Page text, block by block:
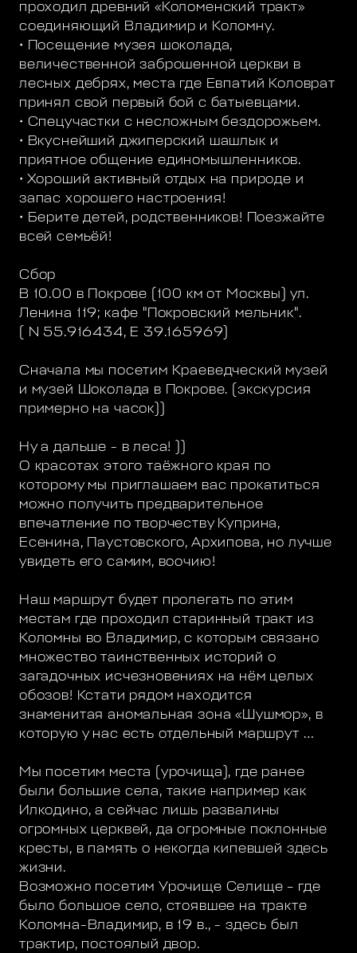
проходил древний «Коломенский тракт»
соединяющий Владимир и Коломну.
• Посещение музея шоколада,
величественной заброшенной церкви в
лесных дебрях, места где Евпатий Коловрат
принял свой первый бой с батыевцами.
• Спецучастки с несложным бездорожьем.
• Вкуснейший джиперский шашлык и
приятное общение единомышленников.
• Хороший активный отдых на природе и
запас хорошего настроения!
• Берите детей, родственников! Поезжайте
всей семьёй!
Сбор
В 10.00 в Покрове (100 км от Москвы) ул.
Ленина 119; кафе "Покровский мельник".
( N 55.916434, E 39.165969)
Сначала мы посетим Краеведческий музей
и музей Шоколада в Покрове. (экскурсия
примерно на часок))
Ну а дальше - в леса! ))
О красотах этого таёжного края по
которому мы приглашаем вас прокатиться
можно получить предварительное
впечатление по творчеству Куприна,
Есенина, Паустовского, Архипова, но лучше
увидеть его самим, воочию!
Наш маршрут будет пролегать по этим
местам где проходил старинный тракт из
Коломны во Владимир, с которым связано
множество таинственных историй о
загадочных исчезновениях на нём целых
обозов! Кстати рядом находится
знаменитая аномальная зона «Шушмор», в
которую у нас есть отдельный маршрут …
Мы посетим места (урочища), где ранее
были большие села, такие например как
Илкодино, а сейчас лишь развалины
огромных церквей, да огромные поклонные
кресты, в память о некогда кипевшей здесь
жизни.
Возможно посетим Урочище Селище – где
было большое село, стоявшее на тракте
Коломна-Владимир, в 19 в., - здесь был
трактир, постоялый двор.